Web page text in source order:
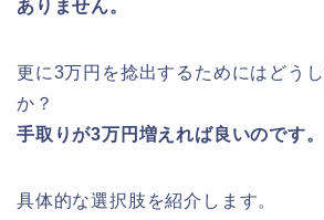
ありません。
更に3万円を捻出するためにはどう
か？
手取りが3万円増えれば良いのです。
具体的な選択肢を紹介します。